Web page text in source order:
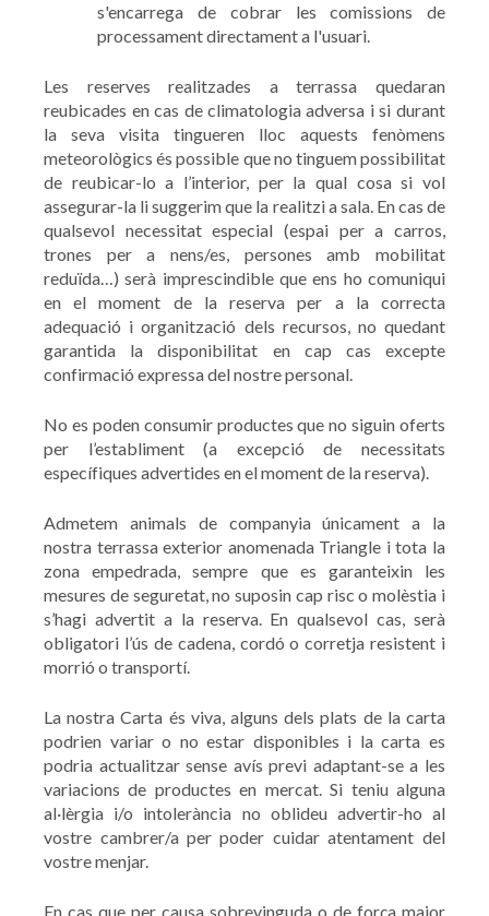
s'encarrega de cobrar les comissions de
processament directament a l'usuari.
Les reserves realitzades a terrassa quedaran
reubicades en cas de climatologia adversa i si durant
la seva visita tingueren lloc aquests fenòmens
meteorològics és possible que no tinguem possibilitat
de reubicar-lo a l’interior, per la qual cosa si vol
assegurar-la li suggerim que la realitzi a sala. En cas de
qualsevol necessitat especial (espai per a carros,
trones per a nens/es, persones amb mobilitat
reduïda…) serà imprescindible que ens ho comuniqui
en el moment de la reserva per a la correcta
adequació i organització dels recursos, no quedant
garantida la disponibilitat en cap cas excepte
confirmació expressa del nostre personal.
No es poden consumir productes que no siguin oferts
per l’establiment (a excepció de necessitats
específiques advertides en el moment de la reserva).
Admetem animals de companyia únicament a la
nostra terrassa exterior anomenada Triangle i tota la
zona empedrada, sempre que es garanteixin les
mesures de seguretat, no suposin cap risc o molèstia i
s’hagi advertit a la reserva. En qualsevol cas, serà
obligatori l’ús de cadena, cordó o corretja resistent i
morrió o transportí.
La nostra Carta és viva, alguns dels plats de la carta
podrien variar o no estar disponibles i la carta es
podria actualitzar sense avís previ adaptant-se a les
variacions de productes en mercat. Si teniu alguna
al·lèrgia i/o intolerància no oblideu advertir-ho al
vostre cambrer/a per poder cuidar atentament del
vostre menjar.
En cas que per causa sobrevinguda o de força major